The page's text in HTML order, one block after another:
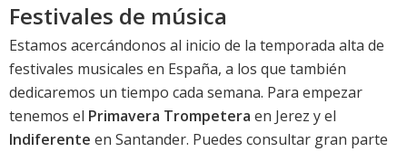
Festivales de música
Estamos acercándonos al inicio de la temporada alta de
festivales musicales en España, a los que también
dedicaremos un tiempo cada semana. Para empezar
tenemos el Primavera Trompetera en Jerez y el
Indiferente en Santander. Puedes consultar gran parte